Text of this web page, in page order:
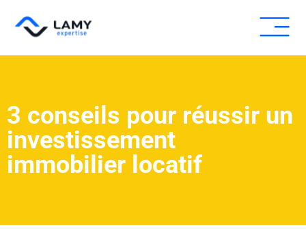
3 conseils pour réussir un
investissement
immobilier locatif